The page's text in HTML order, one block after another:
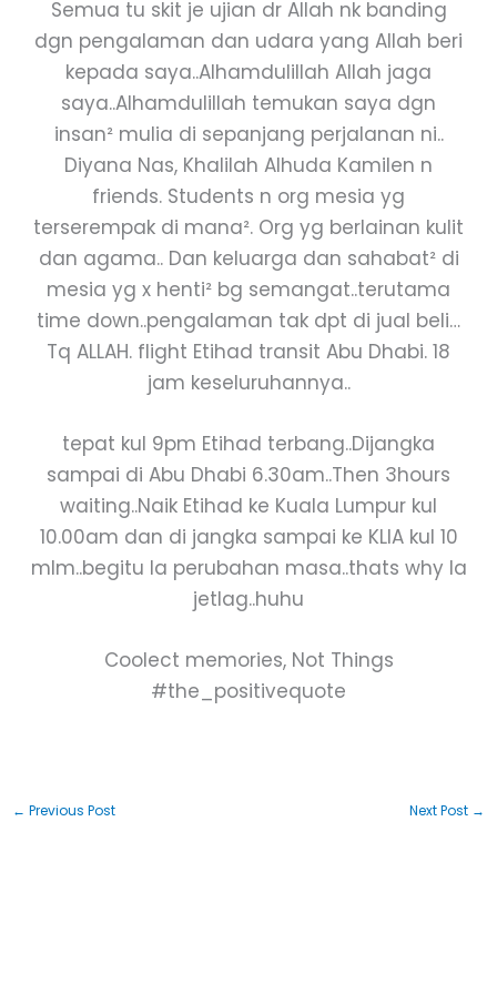
Semua tu skit je ujian dr Allah nk banding
dgn pengalaman dan udara yang Allah beri
kepada saya..Alhamdulillah Allah jaga
saya..Alhamdulillah temukan saya dgn
insan² mulia di sepanjang perjalanan ni..
Diyana Nas, Khalilah Alhuda Kamilen n
friends. Students n org mesia yg
terserempak di mana². Org yg berlainan kulit
dan agama.. Dan keluarga dan sahabat² di
mesia yg x henti² bg semangat..terutama
time down..pengalaman tak dpt di jual beli…
Tq ALLAH. flight Etihad transit Abu Dhabi. 18
jam keseluruhannya..
tepat kul 9pm Etihad terbang..Dijangka
sampai di Abu Dhabi 6.30am..Then 3hours
waiting..Naik Etihad ke Kuala Lumpur kul
10.00am dan di jangka sampai ke KLIA kul 10
mlm..begitu la perubahan masa..thats why la
jetlag..huhu
Coolect memories, Not Things
#the_positivequote
← Previous Post Next Post →